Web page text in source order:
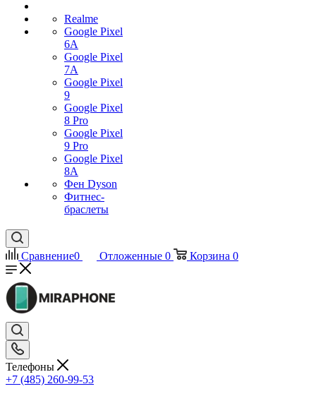
Realme
Google Pixel
6A
Google Pixel
7А
Google Pixel
9
Google Pixel
8 Pro
Google Pixel
9 Pro
Google Pixel
8A
Фен Dyson
Фитнес-
браслеты
Сравнение0 Отложенные 0 Корзина 0
Телефоны
+7 (485) 260-99-53